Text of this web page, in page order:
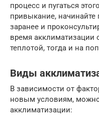
процесс и пугаться
привыкание, начинайте
заранее и
время акклиматизации
теплотой, тогда и на
Виды
В зависимости от
новым условиям,
акклиматизации: